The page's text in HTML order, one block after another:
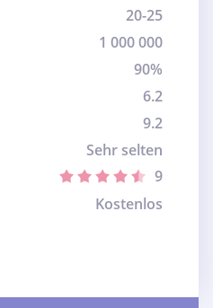
20-25
1 000 000
90%
6.2
9.2
Sehr selten
9
Kostenlos